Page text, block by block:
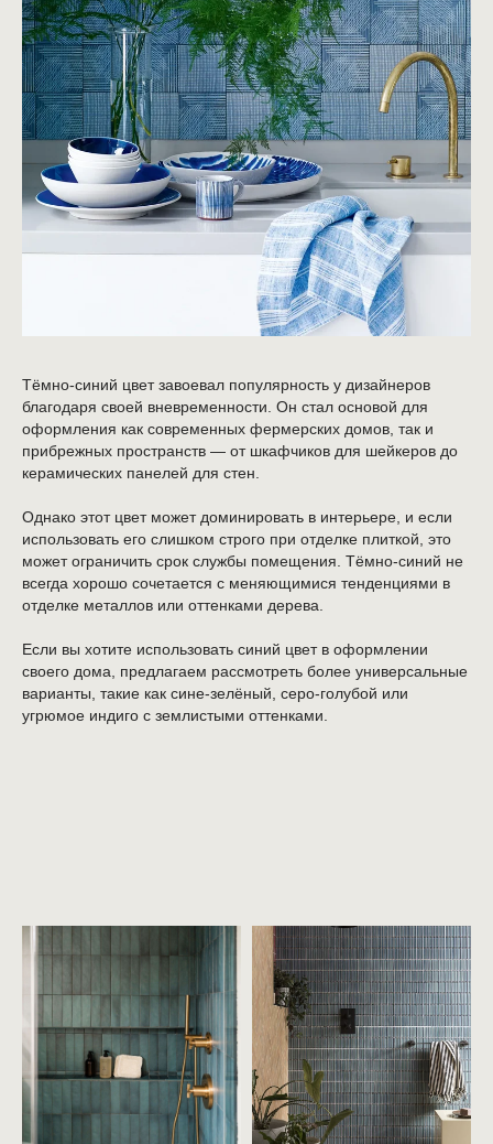
Тёмно-синий цвет завоевал популярность у дизайнеров
благодаря своей вневременности. Он стал основой для
оформления как современных фермерских домов, так и
прибрежных пространств — от шкафчиков для шейкеров до
керамических панелей для стен.
Однако этот цвет может доминировать в интерьере, и если
использовать его слишком строго при отделке плиткой, это
может ограничить срок службы помещения. Тёмно-синий не
всегда хорошо сочетается с меняющимися тенденциями в
отделке металлов или оттенками дерева.
Если вы хотите использовать синий цвет в оформлении
своего дома, предлагаем рассмотреть более универсальные
варианты, такие как сине-зелёный, серо-голубой или
угрюмое индиго с землистыми оттенками.